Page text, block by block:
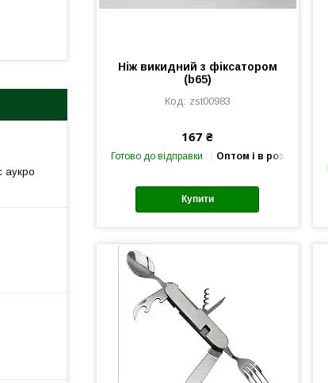
Ніж викидний з фіксатором
(b65)
zst00983
167 ₴
Готово до відправки Оптом і в роздріб
Купити
аукро